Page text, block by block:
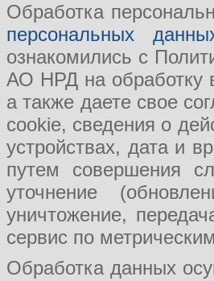
Обработка
персональных
ознакомились с
АО НРД на обработку
а также даете свое
cookie, сведения о
устройствах, дата и
путем совершения
уточнение
уничтожение,
сервис по
Обработка данных